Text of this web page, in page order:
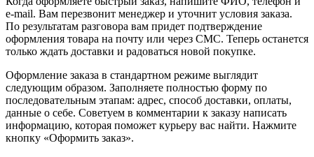
e-mail. Вам перезвонит менеджер и уточнит условия заказа.
По результатам разговора вам придет подтверждение
оформления товара на почту или через СМС. Теперь останется
только ждать доставки и радоваться новой покупке.
Оформление заказа в стандартном режиме выглядит
следующим образом. Заполняете полностью форму по
последовательным этапам: адрес, способ доставки, оплаты,
данные о себе. Советуем в комментарии к заказу написать
информацию, которая поможет курьеру вас найти. Нажмите
кнопку «Оформить заказ».